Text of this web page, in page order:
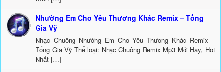
Nhường Em Cho Yêu Thương Khác Remix – Tống
Gia Vỹ
Nhạc Chuông Nhường Em Cho Yêu Thương Khác Remix –
Tống Gia Vỹ Thể loại: Nhạc Chuông Remix Mp3 Mới Hay, Hot
Nhất […]